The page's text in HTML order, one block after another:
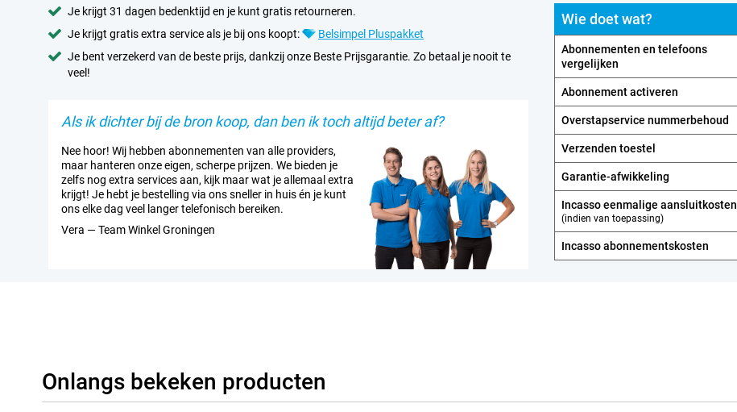
Je krijgt 31 dagen bedenktijd en je kunt gratis retourneren.
Je krijgt gratis extra service als je bij ons koopt:
Belsimpel Pluspakket
Je bent verzekerd van de beste prijs, dankzij onze Beste Prijsgarantie. Zo betaal je nooit te
veel!
Als ik dichter bij de bron koop, dan ben ik toch altijd beter af?
Nee hoor! Wij hebben abonnementen van alle providers,
maar hanteren onze eigen, scherpe prijzen. We bieden je
zelfs nog extra services aan, kijk maar wat je allemaal extra
krijgt! Je hebt je bestelling via ons sneller in huis én je kunt
ons elke dag veel langer telefonisch bereiken.
Vera — Team Winkel Groningen
Wie doet wat?
Abonnementen en telefoons
vergelijken
Abonnement activeren
Overstapservice nummerbehoud
Verzenden toestel
Garantie-afwikkeling
Incasso eenmalige aansluitkosten
(indien van toepassing)
Incasso abonnements­kosten
Onlangs bekeken producten